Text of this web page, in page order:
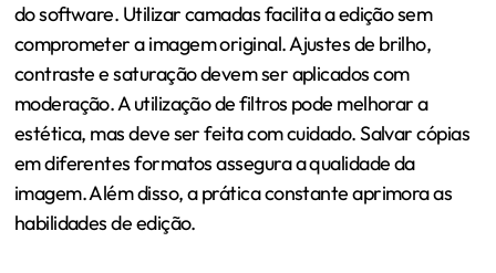
do software. Utilizar camadas facilita a edição sem
comprometer a imagem original. Ajustes de brilho,
contraste e saturação devem ser aplicados com
moderação. A utilização de filtros pode melhorar a
estética, mas deve ser feita com cuidado. Salvar cópias
em diferentes formatos assegura a qualidade da
imagem. Além disso, a prática constante aprimora as
habilidades de edição.